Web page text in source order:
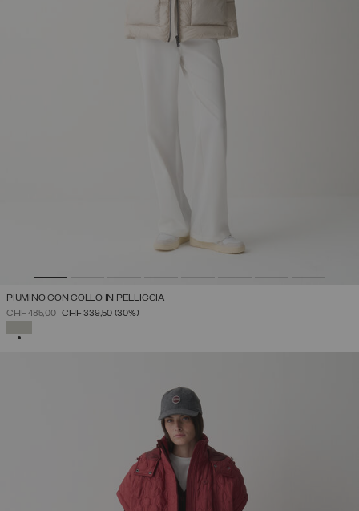
PIUMINO CON COLLO IN PELLICCIA
PREZZO RIDOTTO DA
CHF 485,00ACHF 339,50 (30%)